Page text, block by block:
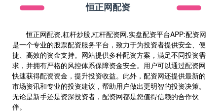
恒正网配资
恒正网配资,杠杆炒股,杠杆配资网,实盘配资平台APP:配资网
是一个专业的股票配资服务平台，致力于为投资者提供安全、便
捷、高效的资金支持。网站提供多种配资方案，满足不同投资需
求，并拥有严格的风控体系保障资金安全。用户可以通过配资网
快速获得配资资金，提升投资收益。此外，配资网还提供最新的
市场资讯和专业的投资建议，帮助用户做出更明智的投资决策。
无论是新手还是资深投资者，配资网都是您值得信赖的合作伙
伴。